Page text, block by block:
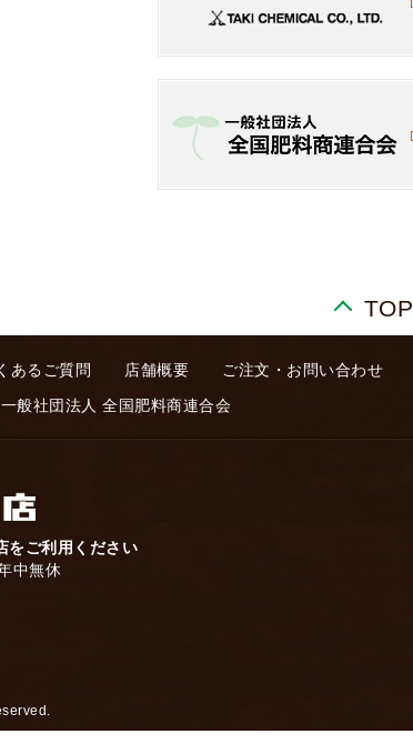
TOP
あるご質問 店舗概要
ご注文・お問い合わせ
一般社団法人 全国肥料商連合会
をご利用ください
中無休